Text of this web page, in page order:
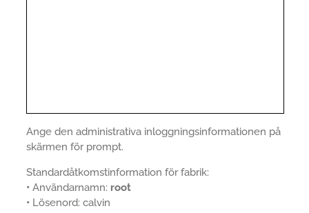
Ange den administrativa inloggningsinformationen på
skärmen för prompt.
Standardåtkomstinformation för fabrik:
• Användarnamn: root
• Lösenord: calvin